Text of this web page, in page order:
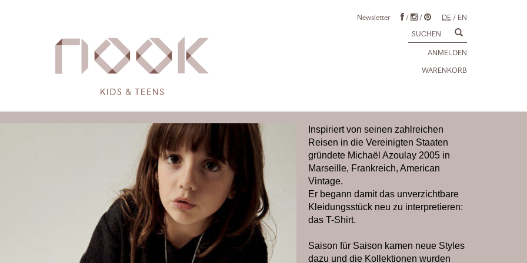
Newsletter / / DE / EN
ANMELDEN
WARENKORB
Inspiriert von seinen zahlreichen
Reisen in die Vereinigten Staaten
gründete Michaël Azoulay 2005 in
Marseille, Frankreich, American
Vintage.
Er begann damit das unverzichtbare
Kleidungsstück neu zu interpretieren:
das T-Shirt.
Saison für Saison kamen neue Styles
dazu und die Kollektionen wurden